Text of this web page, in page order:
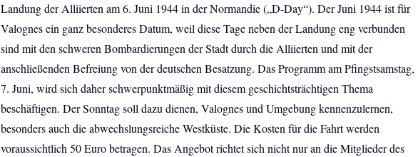
Landung der Alliierten am 6. Juni 1944 in der Normandie („D-Day“). Der Juni 1944 ist für
Valognes ein ganz besonderes Datum, weil diese Tage neben der Landung eng verbunden
sind mit den schweren Bombardierungen der Stadt durch die Alliierten und mit der
anschließenden Befreiung von der deutschen Besatzung. Das Programm am Pfingstsamstag,
7. Juni, wird sich daher schwerpunktmäßig mit diesem geschichtsträchtigen Thema
beschäftigen. Der Sonntag soll dazu dienen, Valognes und Umgebung kennenzulernen,
besonders auch die abwechslungsreiche Westküste. Die Kosten für die Fahrt werden
voraussichtlich 50 Euro betragen. Das Angebot richtet sich nicht nur an die Mitglieder des